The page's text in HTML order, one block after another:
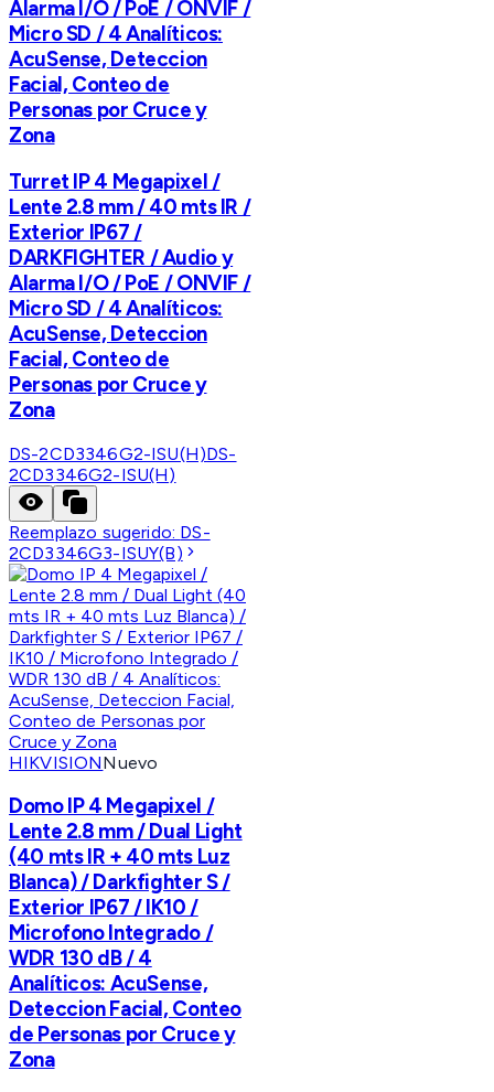
Alarma I/O / PoE / ONVIF /
Micro SD / 4 Analíticos:
AcuSense, Deteccion
Facial, Conteo de
Personas por Cruce y
Zona
Turret IP 4 Megapixel /
Lente 2.8 mm / 40 mts IR /
Exterior IP67 /
DARKFIGHTER / Audio y
Alarma I/O / PoE / ONVIF /
Micro SD / 4 Analíticos:
AcuSense, Deteccion
Facial, Conteo de
Personas por Cruce y
Zona
DS-2CD3346G2-ISU(H)DS-
2CD3346G2-ISU(H)
Reemplazo sugerido: DS-
2CD3346G3-ISUY(B)
HIKVISIONNuevo
Domo IP 4 Megapixel /
Lente 2.8 mm / Dual Light
(40 mts IR + 40 mts Luz
Blanca) / Darkfighter S /
Exterior IP67 / IK10 /
Microfono Integrado /
WDR 130 dB / 4
Analíticos: AcuSense,
Deteccion Facial, Conteo
de Personas por Cruce y
Zona